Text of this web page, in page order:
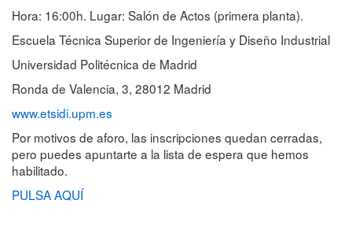
Hora: 16:00h. Lugar: Salón de Actos (primera planta).
Escuela Técnica Superior de Ingeniería y Diseño Industrial
Universidad Politécnica de Madrid
Ronda de Valencia, 3, 28012 Madrid
www.etsidi.upm.es
Por motivos de aforo, las inscripciones quedan cerradas,
pero puedes apuntarte a la lista de espera que hemos
habilitado.
PULSA AQUÍ